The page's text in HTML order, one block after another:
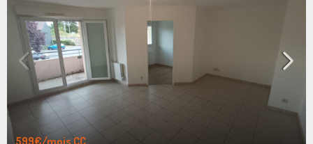
599€/mois CC